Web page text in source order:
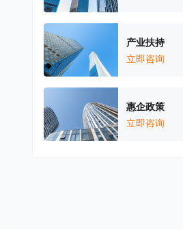
产业扶持
立即咨询
惠企政策
立即咨询